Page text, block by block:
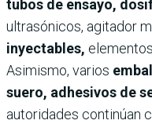
tubos de ensayo,
ultrasónicos, agitador
inyectables,
Asimismo, varios
suero, adhesivos de
autoridades continúan